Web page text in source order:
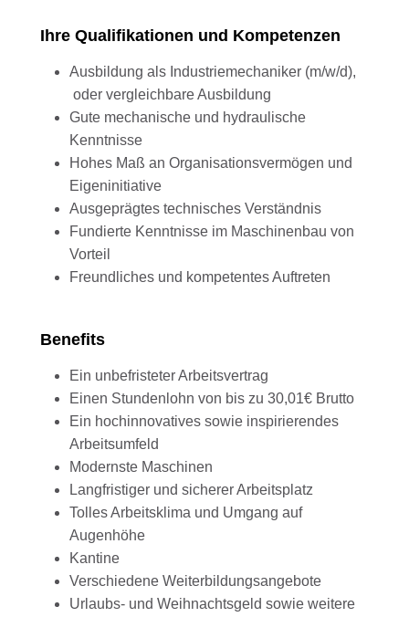
Ihre Qualifikationen und Kompetenzen
Ausbildung als Industriemechaniker (m/w/d),
oder vergleichbare Ausbildung
Gute mechanische und hydraulische
Kenntnisse
Hohes Maß an Organisationsvermögen und
Eigeninitiative
Ausgeprägtes technisches Verständnis
Fundierte Kenntnisse im Maschinenbau von
Vorteil
Freundliches und kompetentes Auftreten
Benefits
Ein unbefristeter Arbeitsvertrag
Einen Stundenlohn von bis zu 30,01€ Brutto
Ein hochinnovatives sowie inspirierendes
Arbeitsumfeld
Modernste Maschinen
Langfristiger und sicherer Arbeitsplatz
Tolles Arbeitsklima und Umgang auf
Augenhöhe
Kantine
Verschiedene Weiterbildungsangebote
Urlaubs- und Weihnachtsgeld sowie weitere